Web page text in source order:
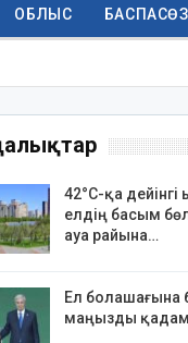
ОБЛЫС БАСПАСӨЗ
42°C-қа
елдің басым
ауа райына…
Ел болашағына
маңызды қадам